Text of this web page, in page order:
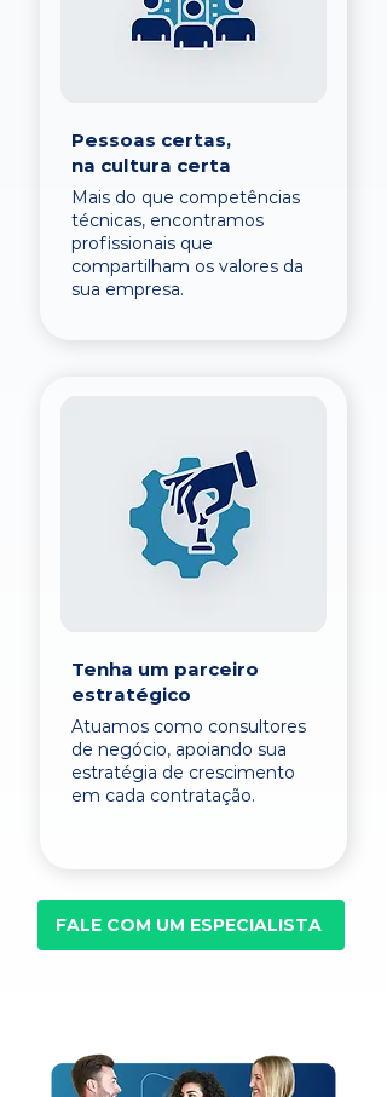
Pessoas certas,
na cultura certa
Mais do que competências
técnicas, encontramos
profissionais que
compartilham os valores da
sua empresa.
Tenha um parceiro
estratégico
Atuamos como consultores
de negócio, apoiando sua
estratégia de crescimento
em cada contratação.
FALE COM UM ESPECIALISTA